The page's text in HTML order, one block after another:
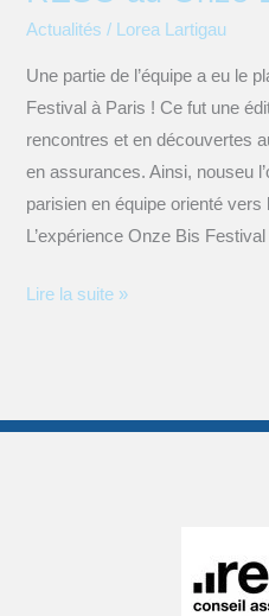
Actualités / Lorea Lartigau
Une partie de l’équipe a eu le
Festival à Paris ! Ce fut une
rencontres et en découvertes
en assurances. Ainsi, nouseu
parisien en équipe orienté
L’expérience Onze Bis
Lire la suite »